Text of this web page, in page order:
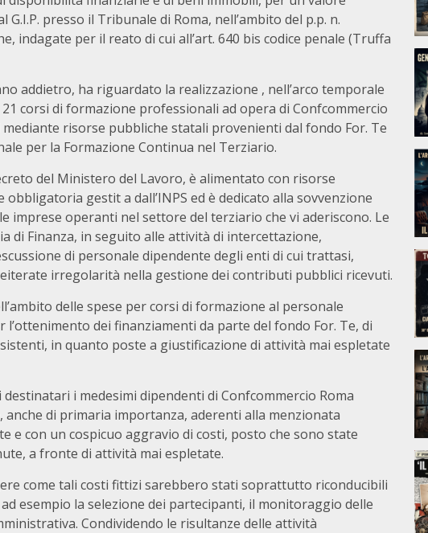
presso il Tribunale di Roma, nell’ambito del p.p. n.
indagate per il reato di cui all’art. 640 bis codice penale (Truffa
addietro, ha riguardato la realizzazione , nell’arco temporale
21 corsi di formazione professionali ad opera di Confcommercio
risorse pubbliche statali provenienti dal fondo For. Te
per la Formazione Continua nel Terziario.
del Ministero del Lavoro, è alimentato con risorse
gestit a dall’INPS ed è dedicato alla sovvenzione
imprese operanti nel settore del terziario che vi aderiscono. Le
di Finanza, in seguito alle attività di intercettazione,
di personale dipendente degli enti di cui trattasi,
irregolarità nella gestione dei contributi pubblici ricevuti.
delle spese per corsi di formazione al personale
dei finanziamenti da parte del fondo For. Te, di
in quanto poste a giustificazione di attività mai espletate
i medesimi dipendenti di Confcommercio Roma
di primaria importanza, aderenti alla menzionata
e con un cospicuo aggravio di costi, posto che sono state
a fronte di attività mai espletate.
come tali costi fittizi sarebbero stati soprattutto riconducibili
esempio la selezione dei partecipanti, il monitoraggio delle
Condividendo le risultanze delle attività